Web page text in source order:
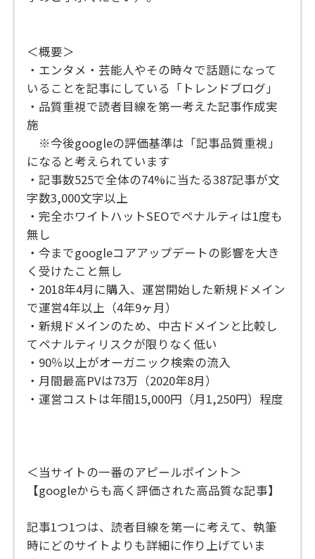
＜概要＞
・エンタメ・芸能人やその時々で話題になって
いることを記事にしている「トレンドブログ」
・品質重視で読者目線を第一考えた記事作成実
施
※今後googleの評価基準は「記事品質重視」
になると考えられています
・記事数525で全体の74%に当たる387記事が文
字数3,000文字以上
・完全ホワイトハットSEOでペナルティは1度も
無し
・今までgoogleコアアップデートの影響を大き
く受けたこと無し
・2018年4月に購入、運営開始した新規ドメイン
で運営4年以上（4年9ヶ月）
・新規ドメインのため、中古ドメインと比較し
てペナルティリスクが限りなく低い
・90％以上がオーガニック検索の流入
・月間最高PVは73万（2020年8月）
・運営コストは年間15,000円（月1,250円）程度
＜当サイトの一番のアピールポイント＞
【googleからも高く評価された高品質な記事】
記事1つ1つは、読者目線を第一に考えて、執筆
時にどのサイトよりも詳細に作り上げていま